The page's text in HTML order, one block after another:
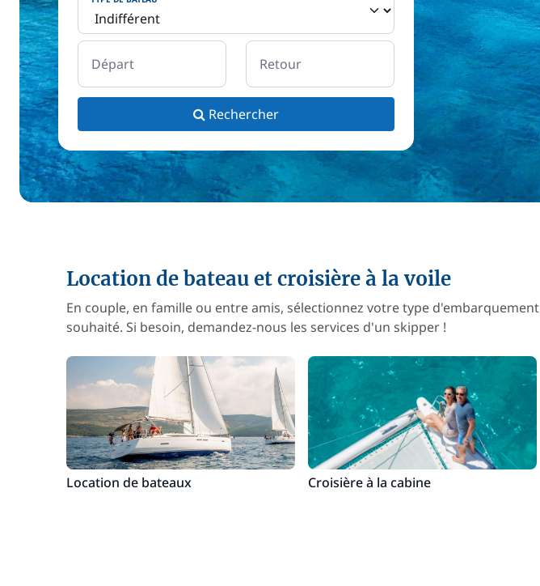
Départ Retour
Rechercher
Location de bateau et croisière à la voile
En couple, en famille ou entre amis, sélectionnez votre type d'embarquement
souhaité. Si besoin, demandez-nous les services d'un skipper !
Location de bateaux Croisière à la cabine